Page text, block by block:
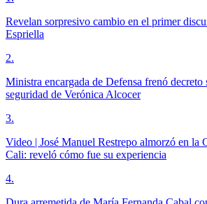
Revelan sorpresivo cambio en el primer
Espriella
2.
Ministra encargada de Defensa frenó decreto
seguridad de Verónica Alcocer
3.
Video | José Manuel Restrepo almorzó en la
Cali: reveló cómo fue su experiencia
4.